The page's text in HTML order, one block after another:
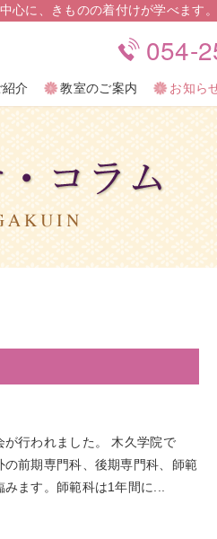
⼼に、きものの着付けが学べます。
054-
介 教室のご案内 お知ら
054-
介 教室のご案内 お知ら
行われました。 木久学院で
前期専門科、後期専門科、師範
ます。師範科は1年間に...